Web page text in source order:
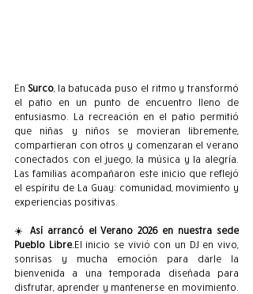
En Surco, la batucada puso el ritmo y transformó
el patio en un punto de encuentro lleno de
entusiasmo. La recreación en el patio permitió
que niñas y niños se movieran libremente,
compartieran con otros y comenzaran el verano
conectados con el juego, la música y la alegría.
Las familias acompañaron este inicio que reflejó
el espíritu de La Guay: comunidad, movimiento y
experiencias positivas.
☀️ Así arrancó el Verano 2026 en nuestra sede
Pueblo Libre.El inicio se vivió con un DJ en vivo,
sonrisas y mucha emoción para darle la
bienvenida a una temporada diseñada para
disfrutar, aprender y mantenerse en movimiento.